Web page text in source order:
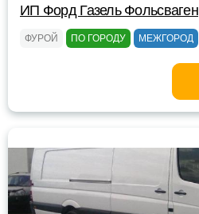
ИП Форд Газель Фольсваген
ФУРОЙ ПО ГОРОДУ МЕЖГОРОД